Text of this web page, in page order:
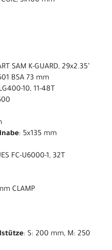
SAM K-GUARD, 29x2.35"
BSA 73 mm
10, 11-48T
: 5x135 mm
FC-U6000-1, 32T
CLAMP
: S: 200 mm, M: 250